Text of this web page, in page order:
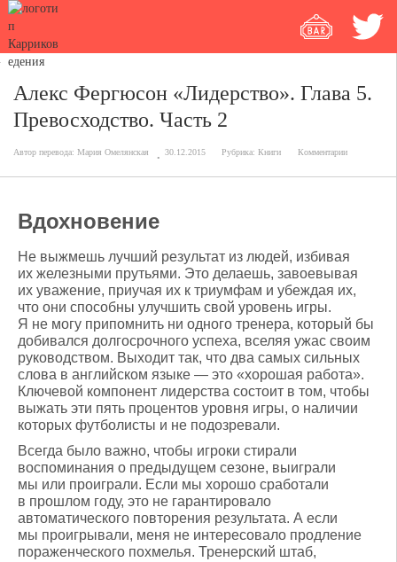
Алекс Фергюсон «Лидерство». Глава 5.
Превосходство. Часть 2
Автор перевода: Мария Омелянская 30.12.2015 Рубрика: Книги Комментарии
Вдохновение
Не выжмешь лучший результат из людей, избивая
их железными прутьями. Это делаешь, завоевывая
их уважение, приучая их к триумфам и убеждая их,
что они способны улучшить свой уровень игры.
Я не могу припомнить ни одного тренера, который бы
добивался долгосрочного успеха, вселяя ужас своим
руководством. Выходит так, что два самых сильных
слова в английском языке — это «хорошая работа».
Ключевой компонент лидерства состоит в том, чтобы
выжать эти пять процентов уровня игры, о наличии
которых футболисты и не подозревали.
Всегда было важно, чтобы игроки стирали
воспоминания о предыдущем сезоне, выиграли
мы или проиграли. Если мы хорошо сработали
в прошлом году, это не гарантировало
автоматического повторения результата. А если
мы проигрывали, меня не интересовало продление
пораженческого похмелья. Тренерский штаб,